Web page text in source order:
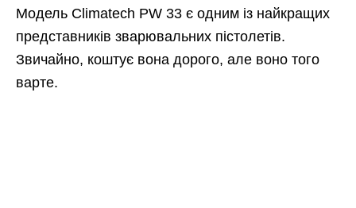
Модель Climatech PW 33 є одним із найкращих
представників зварювальних пістолетів.
Звичайно, коштує вона дорого, але воно того
варте.